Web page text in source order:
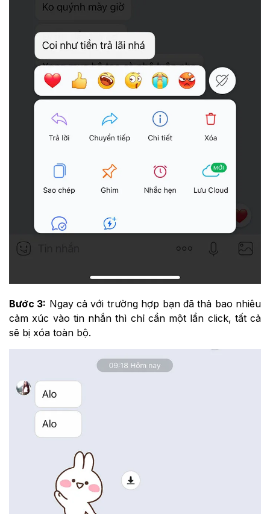
Bước 3: Ngay cả với trường hợp bạn đã thả bao nhiêu
cảm xúc vào tin nhắn thì chỉ cần một lần click, tất cả
sẽ bị xóa toàn bộ.